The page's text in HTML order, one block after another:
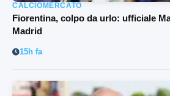
CALCIOMERCATO
Fiorentina, colpo da urlo: ufficiale
Madrid
15h fa